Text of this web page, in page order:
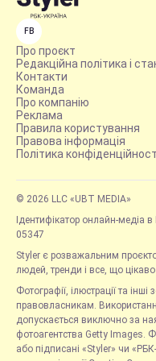
FB
Про проєкт
Редакційна політика і
Контакти
Команда
Про компанію
Реклама
Правила користування
Правова інформація
Політика
© 2026 LLC «UBT MEDIA»
Ідентифікатор онлайн-медіа в
05347
Styler є розважальним
людей, тренди і все, що
Фотографії, ілюстрації та
правовласникам.
допускається виключно за
фотоагентства Getty Images.
або підписані «Styler» чи